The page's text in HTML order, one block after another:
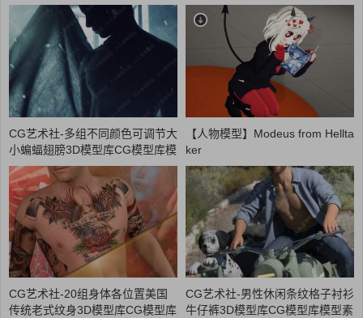
CG艺术社-多组不同颜色可调节大
小蝙蝠翅膀3D模型库CG模型库模
型素材CG88艺术社
【人物模型】Modeus from Hellta
ker
CG艺术社-20组身体各位置美国
传统老式纹身3D模型库CG模型库
CG艺术社-男性休闲条纹格子衬衫
牛仔裤3D模型库CG模型库模型素